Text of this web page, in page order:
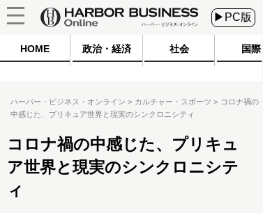
▶PC版
HOME 政治・経済 社会 国際
ハーバー・ビジネス・オンライン カルチャー・スポーツ
コロナ禍の
中感じた、プリキュア世界と現実のシンクロニシティ
コロナ禍の中感じた、プリキュ
ア世界と現実のシンクロニシテ
ィ